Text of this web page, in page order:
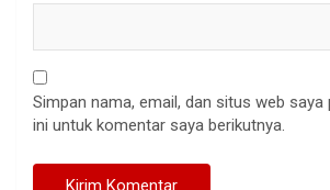
Simpan nama, email, dan situs web saya
ini untuk komentar saya berikutnya.